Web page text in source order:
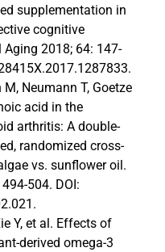
supplementation in
cognitive
2018; 64: 147-
Neumann T, Goetze
acid in the
arthritis: A double-
randomized cross-
vs. sunflower oil.
504. DOI:
Y, et al. Effects of
derived omega-3